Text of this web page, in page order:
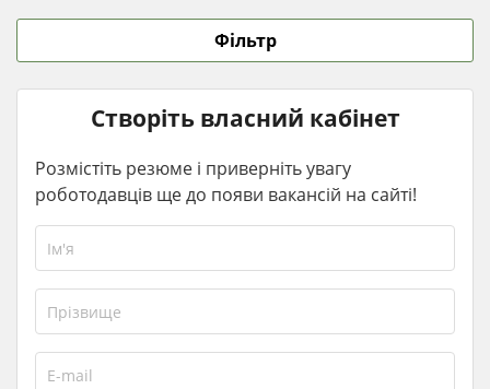
Фільтр
Створіть власний кабінет
Розмістіть резюме і приверніть увагу
роботодавців ще до появи вакансій на сайті!